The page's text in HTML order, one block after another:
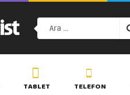
TABLET TELEFON